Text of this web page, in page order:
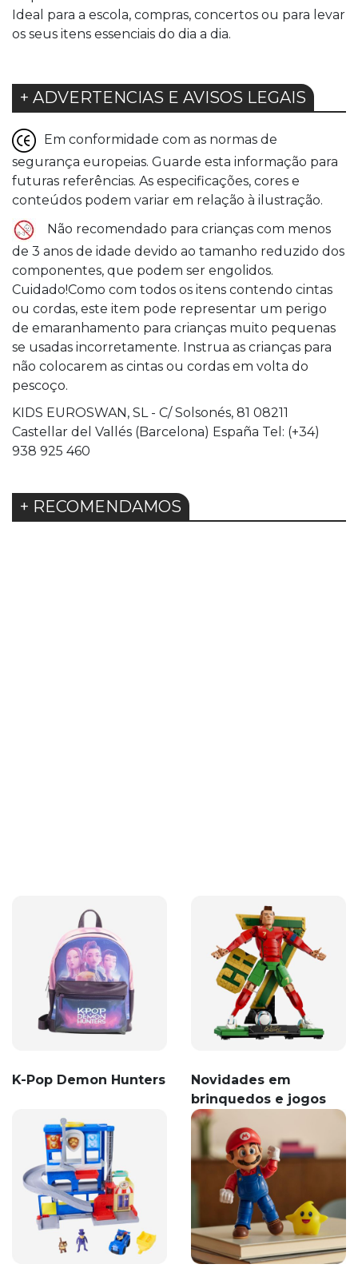
Ideal para a escola, compras, concertos ou para levar
os seus itens essenciais do dia a dia.
+ ADVERTENCIAS E AVISOS LEGAIS
Em conformidade com as normas de
segurança europeias. Guarde esta informação para
futuras referências. As especificações, cores e
conteúdos podem variar em relação à ilustração.
Não recomendado para crianças com menos
de 3 anos de idade devido ao tamanho reduzido dos
componentes, que podem ser engolidos.
Cuidado!Como com todos os itens contendo cintas
ou cordas, este item pode representar um perigo
de emaranhamento para crianças muito pequenas
se usadas incorretamente. Instrua as crianças para
não colocarem as cintas ou cordas em volta do
pescoço.
KIDS EUROSWAN, SL - C/ Solsonés, 81 08211
Castellar del Vallés (Barcelona) España Tel: (+34)
938 925 460
+ RECOMENDAMOS
K-Pop Demon Hunters
Novidades em
brinquedos e jogos